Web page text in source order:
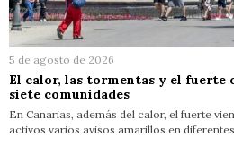
5 de agosto de 2026
El calor, las tormentas y el fuerte
siete comunidades
En Canarias, además del calor, el fuerte
activos varios avisos amarillos en